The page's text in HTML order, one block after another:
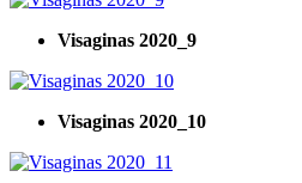
Visaginas 2020_9
Visaginas 2020_10